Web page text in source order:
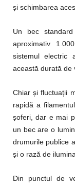
și schimbarea
Un bec
aproximativ
sistemul electric
această durată de
Chiar și fluctuații
rapidă a
șoferi, dar e mai
un bec are o
drumurile publice
și o rază de
Din punctul de